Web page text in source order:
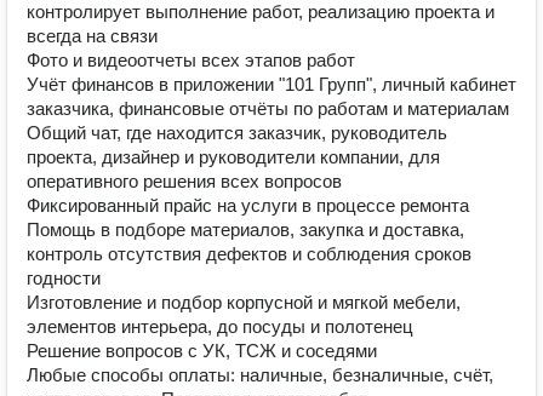
контролирует выполнение работ, реализацию проекта и
всегда на связи
Фото и видеоотчеты всех этапов работ
Учёт финансов в приложении "101 Групп", личный кабинет
заказчика, финансовые отчёты по работам и материалам
Общий чат, где находится заказчик, руководитель
проекта, дизайнер и руководители компании, для
оперативного решения всех вопросов
Фиксированный прайс на услуги в процессе ремонта
Помощь в подборе материалов, закупка и доставка,
контроль отсутствия дефектов и соблюдения сроков
годности
Изготовление и подбор корпусной и мягкой мебели,
элементов интерьера, до посуды и полотенец
Решение вопросов с УК, ТСЖ и соседями
Любые способы оплаты: наличные, безналичные, счёт,